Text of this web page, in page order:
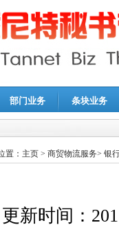
部门业务 条块业务
证
置： 主页 > 商贸物流服务> 银
更新时间：